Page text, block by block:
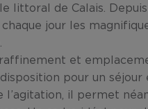
littoral de Calais.
jour les
et
pour un séjour
l’agitation, il permet